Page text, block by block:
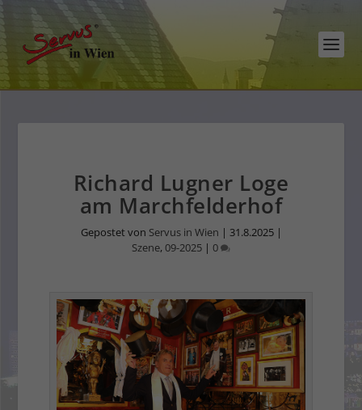
Richard Lugner Loge
am Marchfelderhof
Gepostet von Servus in Wien | 31.8.2025|
Szene,09-2025 | 0